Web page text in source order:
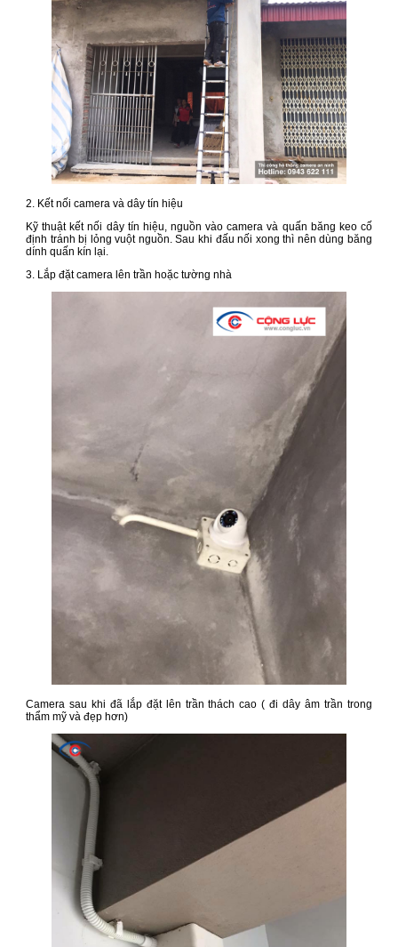
2. Kết nối camera và dây tín hiệu
Kỹ thuật kết nối dây tín hiệu, nguồn vào camera và quấn băng keo cố
định tránh bị lỏng vuột nguồn. Sau khi đấu nối xong thì nên dùng băng
dính quấn kín lại.
3. Lắp đặt camera lên trần hoặc tường nhà
Camera sau khi đã lắp đặt lên trần thách cao ( đi dây âm trần trong
thẩm mỹ và đẹp hơn)